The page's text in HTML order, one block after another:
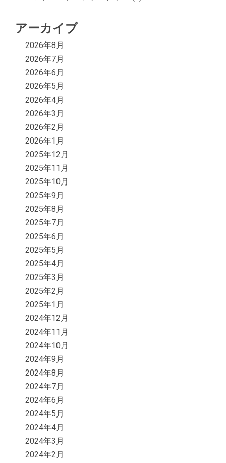
アーカイブ
2026年8月
2026年7月
2026年6月
2026年5月
2026年4月
2026年3月
2026年2月
2026年1月
2025年12月
2025年11月
2025年10月
2025年9月
2025年8月
2025年7月
2025年6月
2025年5月
2025年4月
2025年3月
2025年2月
2025年1月
2024年12月
2024年11月
2024年10月
2024年9月
2024年8月
2024年7月
2024年6月
2024年5月
2024年4月
2024年3月
2024年2月